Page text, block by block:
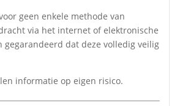
geen enkele methode van
via het internet of elektronische
gegarandeerd dat deze volledig veilig
informatie op eigen risico.